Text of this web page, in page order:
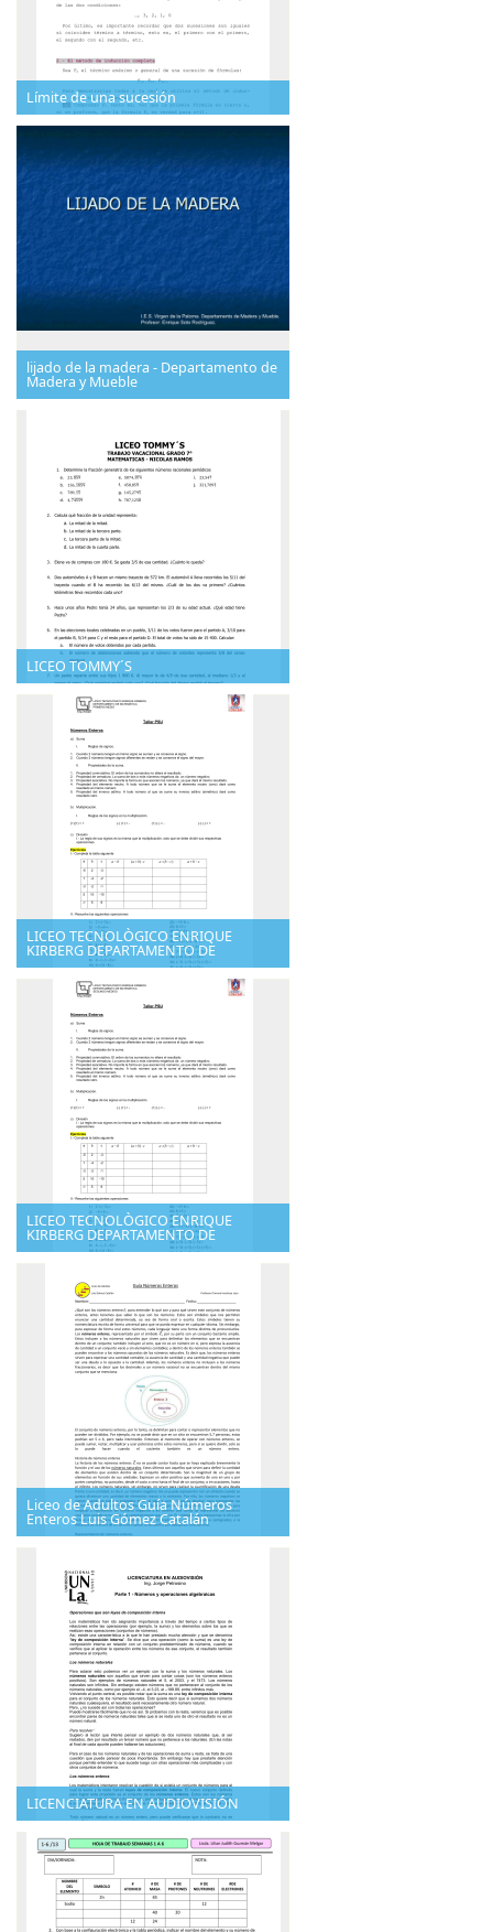
Límite de una sucesión
lijado de la madera - Departamento de
Madera y Mueble
LICEO TOMMY´S
LICEO TECNOLÒGICO ENRIQUE
KIRBERG DEPARTAMENTO DE
LICEO TECNOLÒGICO ENRIQUE
KIRBERG DEPARTAMENTO DE
Liceo de Adultos Guía Números
Enteros Luis Gómez Catalán
LICENCIATURA EN AUDIOVISIÓN